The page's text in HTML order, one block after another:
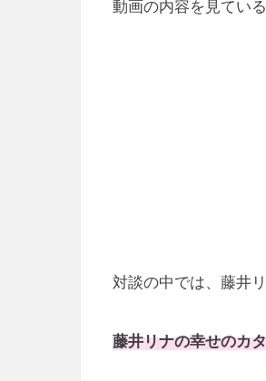
動画の内容を見ている
対談の中では、藤井
藤井リナの幸せのカ